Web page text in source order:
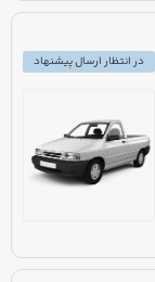
در انتظار ارسال پیشنهاد